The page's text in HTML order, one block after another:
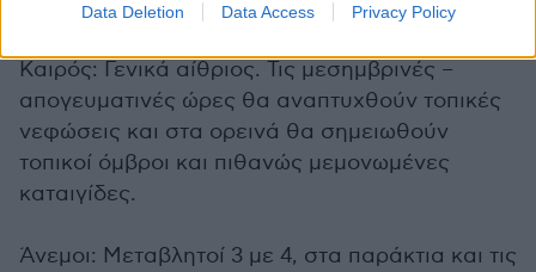
Data Deletion Data Access Privacy Policy
Καιρός: Γενικά αίθριος. Τις μεσημβρινές –
απογευματινές ώρες θα αναπτυχθούν τοπικές
νεφώσεις και στα ορεινά θα σημειωθούν
τοπικοί όμβροι και πιθανώς μεμονωμένες
καταιγίδες.
Άνεμοι: Μεταβλητοί 3 με 4, στα παράκτια και τις